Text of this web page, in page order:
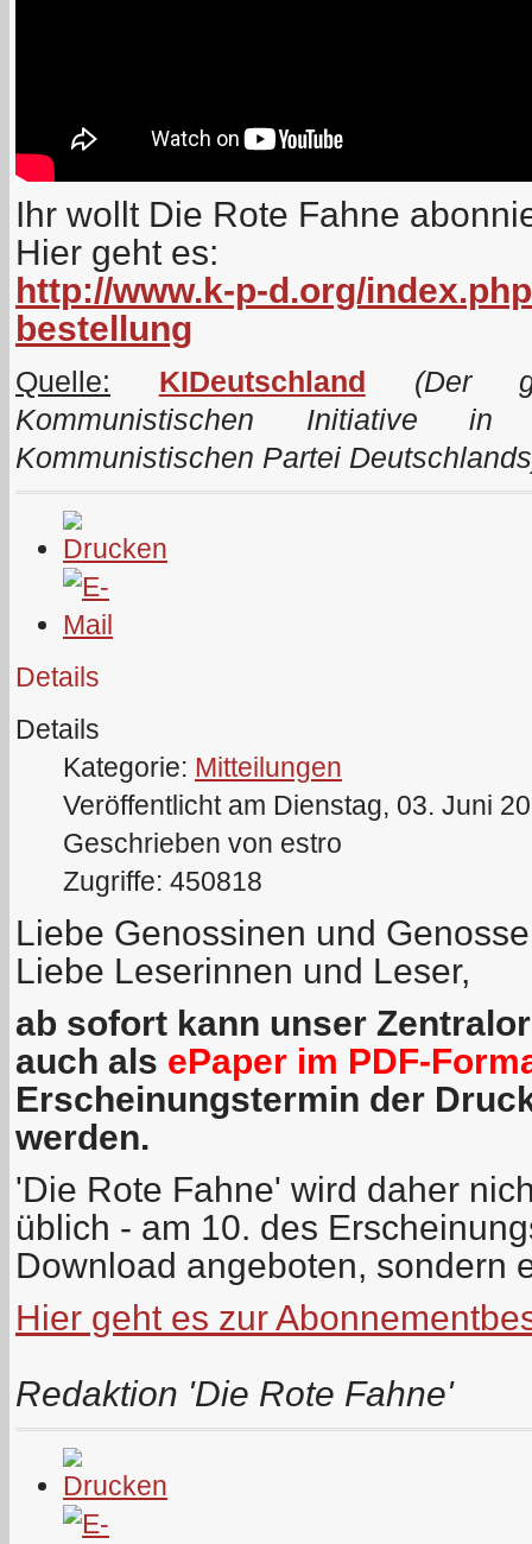
Ihr wollt Die Rote Fahne
Hier geht es:
http://www.k-p-d.org/
bestellung
Quelle: KIDeutschland (Der
Kommunistischen Initiative
Kommunistischen Partei
Details
Details
Kategorie: Mitteilungen
Veröffentlicht am Dienstag, 03. Juni
Geschrieben von estro
Zugriffe: 450818
Liebe Genossinen und
Liebe Leserinnen und Leser,
ab sofort kann unser
auch als ePaper im PDF-
Erscheinungstermin der
werden.
'Die Rote Fahne' wird daher
üblich - am 10. des
Download angeboten, sondern
Hier geht es zur
Redaktion 'Die Rote Fahne'